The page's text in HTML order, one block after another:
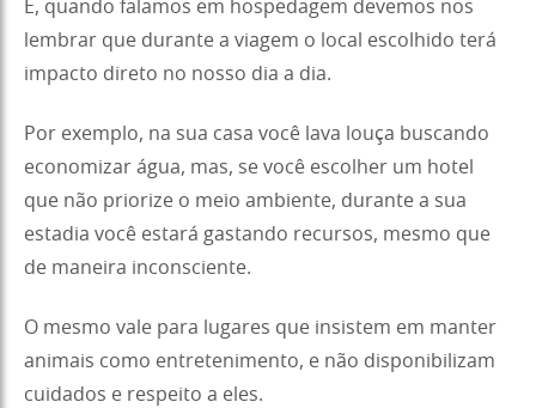
E, quando falamos em hospedagem devemos nos
lembrar que durante a viagem o local escolhido terá
impacto direto no nosso dia a dia.
Por exemplo, na sua casa você lava louça buscando
economizar água, mas, se você escolher um hotel
que não priorize o meio ambiente, durante a sua
estadia você estará gastando recursos, mesmo que
de maneira inconsciente.
O mesmo vale para lugares que insistem em manter
animais como entretenimento, e não disponibilizam
cuidados e respeito a eles.